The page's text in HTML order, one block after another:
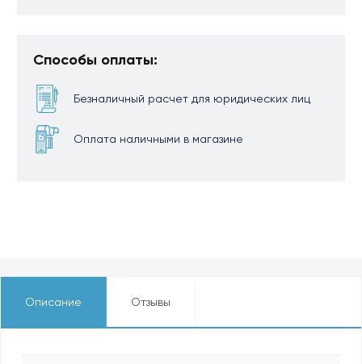
Способы оплаты:
Безналичный расчет для юридических лиц
Оплата наличными в магазине
Описание Отзывы